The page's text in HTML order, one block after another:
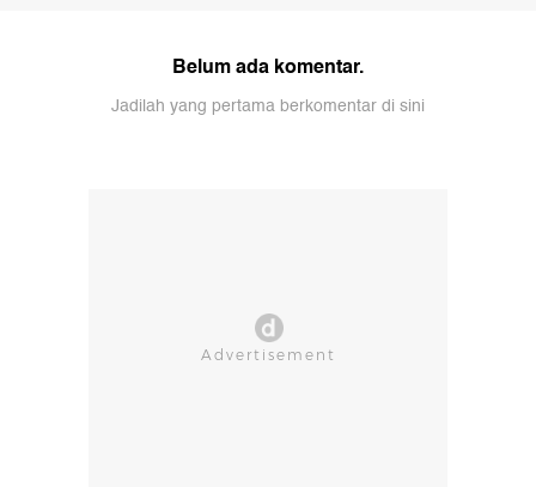
Belum ada komentar.
Jadilah yang pertama berkomentar di sini